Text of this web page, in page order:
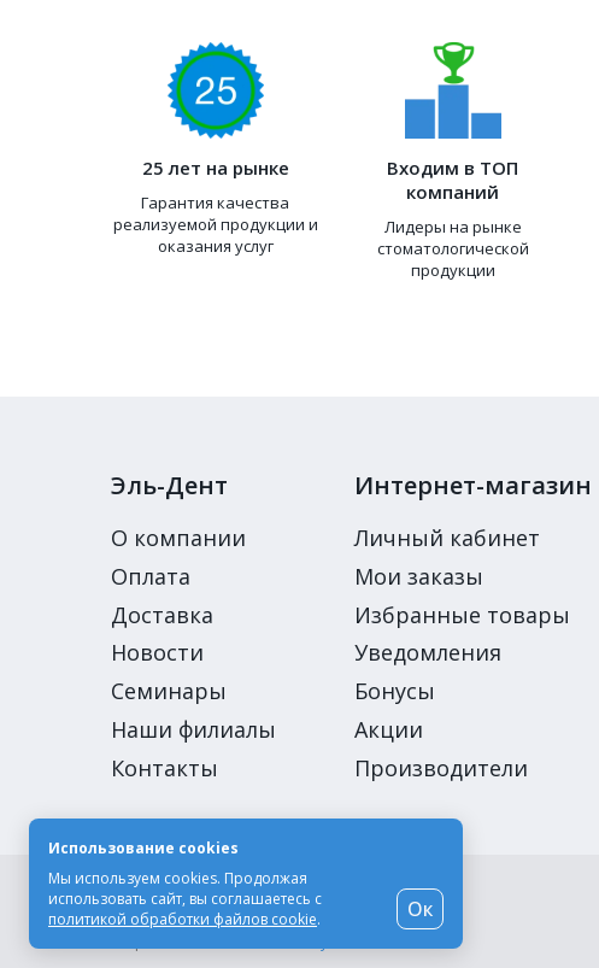
25 лет на рынке
Гарантия качества
реализуемой продукции и
оказания услуг
Входим в ТОП
компаний
Лидеры на рынке
стоматологической
продукции
Эль-Дент
О компании
Оплата
Доставка
Новости
Семинары
Наши филиалы
Контакты
Интернет-магазин
Личный кабинет
Мои заказы
Избранные товары
Уведомления
Бонусы
Акции
Производители
© Компания «Эль-Дент», 2003-2026
Цены на сайте не являются публичной офертой
Использование cookies
Мы используем cookies. Продолжая
использовать сайт, вы соглашаетесь с
политикой обработки файлов cookie. Ок